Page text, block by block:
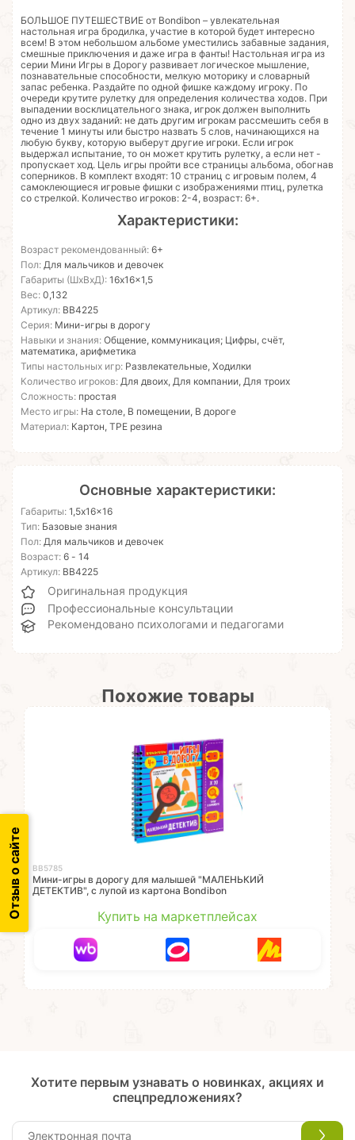
БОЛЬШОЕ ПУТЕШЕСТВИЕ от Bondibon – увлекательная
настольная игра бродилка, участие в которой будет интересно
всем! В этом небольшом альбоме уместились забавные задания,
смешные приключения и даже игра в фанты! Настольная игра из
серии Мини Игры в Дорогу развивает логическое мышление,
познавательные способности, мелкую моторику и словарный
запас ребенка. Раздайте по одной фишке каждому игроку. По
очереди крутите рулетку для определения количества ходов. При
выпадении восклицательного знака, игрок должен выполнить
одно из двух заданий: не дать другим игрокам рассмешить себя в
течение 1 минуты или быстро назвать 5 слов, начинающихся на
любую букву, которую выберут другие игроки. Если игрок
выдержал испытание, то он может крутить рулетку, а если нет -
пропускает ход. Цель игры пройти все страницы альбома, обогнав
соперников. В комплект входят: 10 страниц с игровым полем, 4
самоклеющиеся игровые фишки с изображениями птиц, рулетка
со стрелкой. Количество игроков: 2-4, возраст: 6+.
Характеристики:
Возраст рекомендованный: 6+
Пол: Для мальчиков и девочек
Габариты (ШхВхД): 16x16x1,5
Вес: 0,132
Артикул: ВВ4225
Серия: Мини-игры в дорогу
Навыки и знания: Общение, коммуникация; Цифры, счёт,
математика, арифметика
Типы настольных игр: Развлекательные, Ходилки
Количество игроков: Для двоих, Для компании, Для троих
Сложность: простая
Место игры: На столе, В помещении, В дороге
Материал: Картон, TPE резина
Основные характеристики:
Габариты: 1,5x16x16
Тип: Базовые знания
Пол: Для мальчиков и девочек
Возраст: 6 - 14
Артикул: ВВ4225
Оригинальная продукция
Профессиональные консультации
Рекомендовано психологами и педагогами
Похожие товары
ВВ5785
Мини-игры в дорогу для малышей "МАЛЕНЬКИЙ
ДЕТЕКТИВ", с лупой из картона Bondibon
Купить на маркетплейсах
Отзыв о сайте
Хотите первым узнавать о новинках, акциях и
спецпредложениях?